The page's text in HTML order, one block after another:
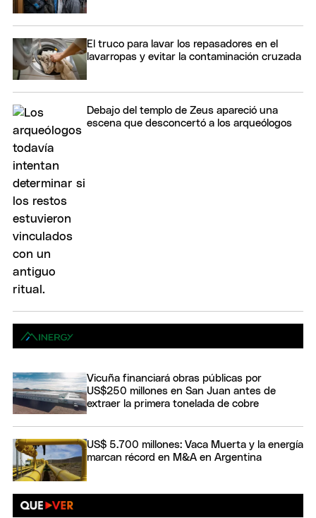
El truco para lavar los repasadores en el
lavarropas y evitar la contaminación cruzada
Debajo del templo de Zeus apareció una
escena que desconcertó a los arqueólogos
Vicuña financiará obras públicas por
US$250 millones en San Juan antes de
extraer la primera tonelada de cobre
US$ 5.700 millones: Vaca Muerta y la energía
marcan récord en M&A en Argentina